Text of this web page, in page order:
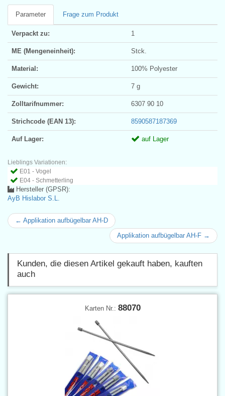
Parameter Frage zum Produkt
Verpackt zu: 1
ME (Mengeneinheit): Stck.
Material: 100% Polyester
Gewicht: 7 g
Zolltarifnummer: 6307 90 10
Strichcode (EAN 13): 8590587187369
Auf Lager: auf Lager
Lieblings Variationen:
E01 - Vogel
E04 - Schmetterling
Hersteller (GPSR):
AyB Hislabor S.L.
← Applikation aufbügelbar AH-D
Applikation aufbügelbar AH-F →
Kunden, die diesen Artikel gekauft haben, kauften
auch
Karten Nr.: 88070